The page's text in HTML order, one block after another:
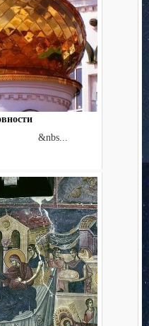
&nbs...